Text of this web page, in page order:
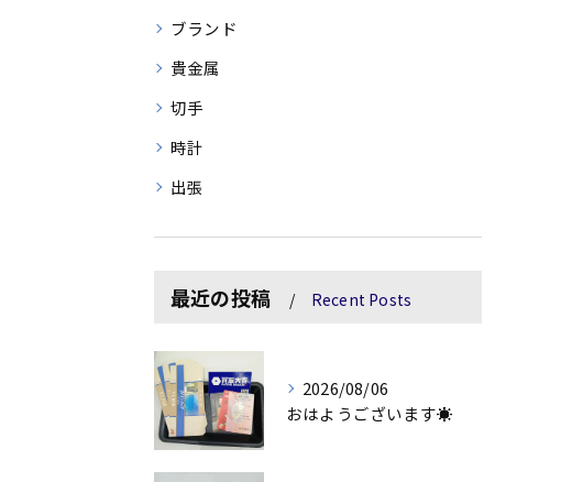
ブランド
貴金属
切手
時計
出張
最近の投稿 Recent Posts
2026/08/06
おはようございます☀